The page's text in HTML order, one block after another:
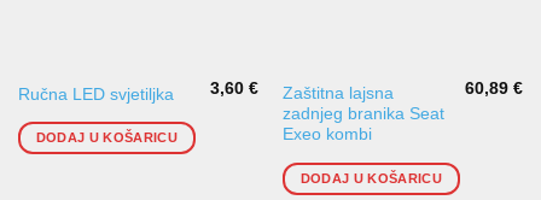
Ručna LED svjetiljka 3,60€
DODAJ U KOŠARICU
Zaštitna lajsna
zadnjeg branika Seat
Exeo kombi
60,89€
DODAJ U KOŠARICU